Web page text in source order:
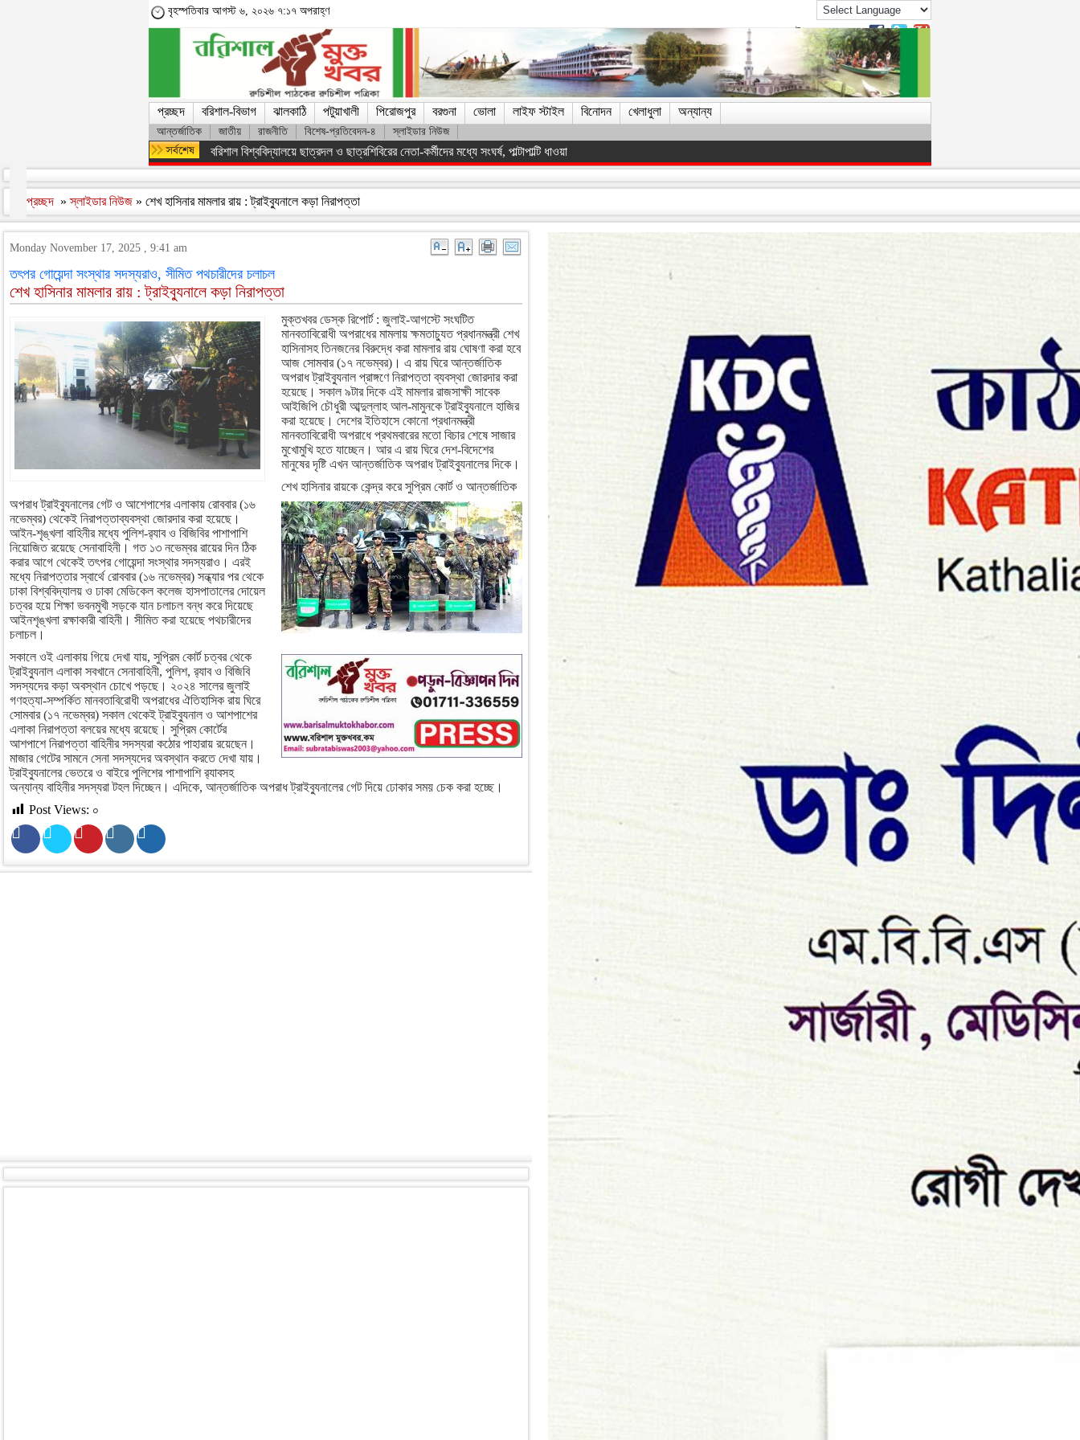
বৃহস্পতিবার আগস্ট ৬, ২০২৬ ৭:১৭ অপরাহ্ণ
প্রচ্ছদ বরিশাল-বিভাগ ঝালকাঠি পটুয়াখালী পিরোজপুর বরগুনা ভোলা লাইফ স্টাইল বিনোদন খেলাধুলা অন্যান্য
আন্তর্জাতিক জাতীয় রাজনীতি বিশেষ-প্রতিবেদন-৪ স্লাইডার নিউজ
অসংখ্য শহিদের রক্তের বিনিময়ে ফ্যাসিস্ট সরকারকে হটানো সম্ভব হয়েছে : তথ্যমন্ত্রী
প্রচ্ছদ »স্লাইডার নিউজ » শেখ হাসিনার মামলার রায় : ট্রাইব্যুনালে কড়া নিরাপত্তা
Monday November 17, 2025 , 9:41 am
তৎপর গোয়েন্দা সংস্থার সদস্যরাও, সীমিত পথচারীদের চলাচল
শেখ হাসিনার মামলার রায় : ট্রাইব্যুনালে কড়া নিরাপত্তা
মুক্তখবর ডেস্ক রিপোর্ট : জুলাই-আগস্টে সংঘটিত
মানবতাবিরোধী অপরাধের মামলায় ক্ষমতাচ্যুত প্রধানমন্ত্রী শেখ
হাসিনাসহ তিনজনের বিরুদ্ধে করা মামলার রায় ঘোষণা করা হবে
আজ সোমবার (১৭ নভেম্বর)। এ রায় ঘিরে আন্তর্জাতিক
অপরাধ ট্রাইব্যুনাল প্রাঙ্গণে নিরাপত্তা ব্যবস্থা জোরদার করা
হয়েছে। সকাল ৯টার দিকে এই মামলার রাজসাক্ষী সাবেক
আইজিপি চৌধুরী আব্দুল্লাহ আল-মামুনকে ট্রাইব্যুনালে হাজির
করা হয়েছে। দেশের ইতিহাসে কোনো প্রধানমন্ত্রী
মানবতাবিরোধী অপরাধে প্রথমবারের মতো বিচার শেষে সাজার
মুখোমুখি হতে যাচ্ছেন। আর এ রায় ঘিরে দেশ-বিদেশের
মানুষের দৃষ্টি এখন আন্তর্জাতিক অপরাধ ট্রাইব্যুনালের দিকে।
শেখ হাসিনার রায়কে কেন্দ্র করে সুপ্রিম কোর্ট ও আন্তর্জাতিক
অপরাধ ট্রাইব্যুনালের গেট ও আশেপাশের এলাকায় রোববার (১৬
নভেম্বর) থেকেই নিরাপত্তাব্যবস্থা জোরদার করা হয়েছে।
আইন-শৃঙ্খলা বাহিনীর মধ্যে পুলিশ-র‍্যাব ও বিজিবির পাশাপাশি
নিয়োজিত রয়েছে সেনাবাহিনী। গত ১৩ নভেম্বর রায়ের দিন ঠিক
করার আগে থেকেই তৎপর গোয়েন্দা সংস্থার সদস্যরাও। এরই
মধ্যে নিরাপত্তার স্বার্থে রোববার (১৬ নভেম্বর) সন্ধ্যার পর থেকে
ঢাকা বিশ্ববিদ্যালয় ও ঢাকা মেডিকেল কলেজ হাসপাতালের দোয়েল
চত্বর হয়ে শিক্ষা ভবনমুখী সড়কে যান চলাচল বন্ধ করে দিয়েছে
আইনশৃঙ্খলা রক্ষাকারী বাহিনী। সীমিত করা হয়েছে পথচারীদের
চলাচল।
সকালে ওই এলাকায় গিয়ে দেখা যায়, সুপ্রিম কোর্ট চত্বর থেকে
ট্রাইব্যুনাল এলাকা সবখানে সেনাবাহিনী, পুলিশ, র‌্যাব ও বিজিবি
সদস্যদের কড়া অবস্থান চোখে পড়ছে। ২০২৪ সালের জুলাই
গণহত্যা-সম্পর্কিত মানবতাবিরোধী অপরাধের ঐতিহাসিক রায় ঘিরে
সোমবার (১৭ নভেম্বর) সকাল থেকেই ট্রাইব্যুনাল ও আশপাশের
এলাকা নিরাপত্তা বলয়ের মধ্যে রয়েছে। সুপ্রিম কোর্টের
আশপাশে নিরাপত্তা বাহিনীর সদস্যরা কঠোর পাহারায় রয়েছেন।
মাজার গেটের সামনে সেনা সদস্যদের অবস্থান করতে দেখা যায়।
ট্রাইব্যুনালের ভেতরে ও বাইরে পুলিশের পাশাপাশি র‌্যাবসহ
অন্যান্য বাহিনীর সদস্যরা টহল দিচ্ছেন। এদিকে, আন্তর্জাতিক অপরাধ ট্রাইব্যুনালের গেট দিয়ে ঢোকার সময় চেক করা হচ্ছে।
Post Views: ০